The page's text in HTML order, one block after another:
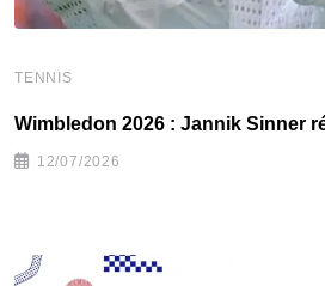
TENNIS
Wimbledon 2026 : Jannik Sinner
12/07/2026